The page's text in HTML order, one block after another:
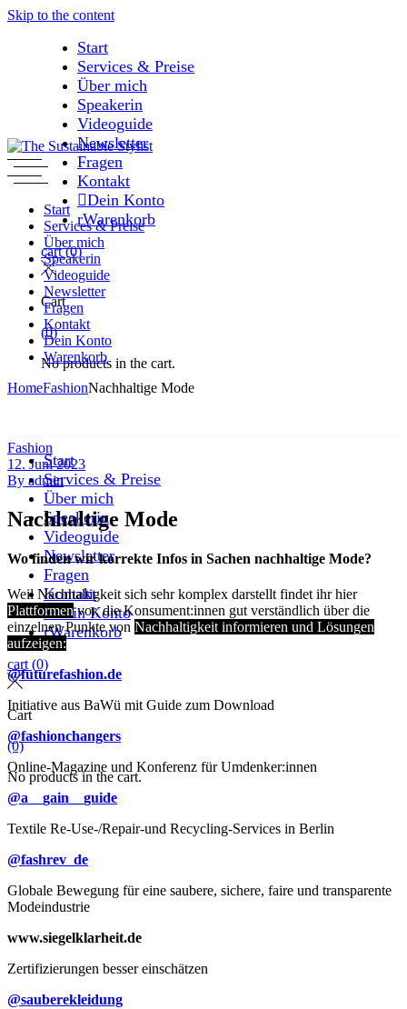
Skip to the content
Start
Services & Preise
Über mich
Speakerin
Videoguide
Newsletter
Fragen
Kontakt
Dein Konto
Warenkorb
cart (0)
Cart
(0)
No products in the cart.
Start
Services & Preise
Über mich
Speakerin
Videoguide
Newsletter
Fragen
Kontakt
Dein Konto
Warenkorb
cart (0)
Cart
(0)
No products in the cart.
Start
Services & Preise
Über mich
Speakerin
Videoguide
Newsletter
Fragen
Kontakt
Dein Konto
Warenkorb
HomeFashionNachhaltige Mode
Fashion
12. Juni 2023
By admin
Nachhaltige Mode
Wo finden wir korrekte Infos in Sachen nachhaltige Mode?
Weil Nachhaltigkeit sich sehr komplex darstellt findet ihr hier
Plattformenvor, die Konsument:innen gut verständlich über die
einzelnen Punkte von Nachhaltigkeit informieren und Lösungen
aufzeigen:
@futurefashion.de
Initiative aus BaWü mit Guide zum Download
@fashionchangers
Online-Magazine und Konferenz für Umdenker:innen
@a__gain__guide
Textile Re-Use-/Repair-und Recycling-Services in Berlin
@fashrev_de
Globale Bewegung für eine saubere, sichere, faire und transparente
Modeindustrie
www.siegelklarheit.de
Zertifizierungen besser einschätzen
@sauberekleidung